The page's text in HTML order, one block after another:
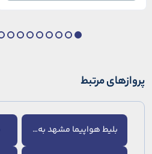
پروازهای مرتبط
بلیط هواپیما مشهد به تهران